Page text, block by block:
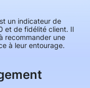
un indicateur de
et de fidélité client. Il
recommander une
à leur entourage.